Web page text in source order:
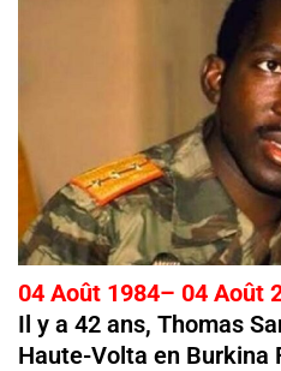
04 Août 1984– 04 Août
Il y a 42 ans, Thomas
Haute-Volta en Burkina